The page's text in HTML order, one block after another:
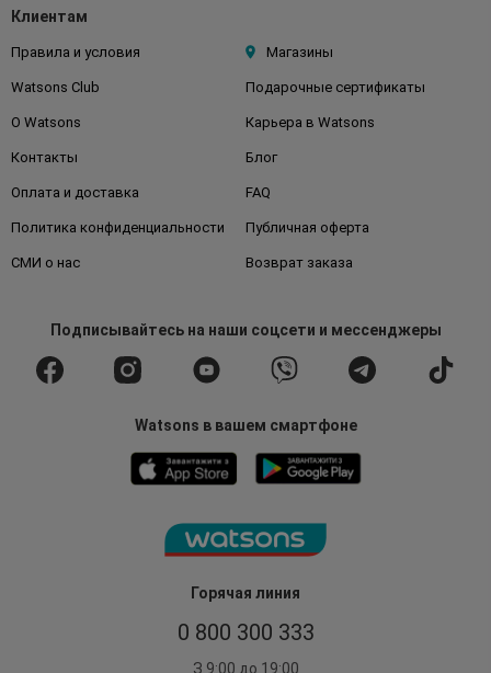
Горячая линия
0 800 300 333
З 9:00 до 19:00
Клиентам
Правила и условия Магазины
Watsons Club Подарочные сертификаты
О Watsons Карьера в Watsons
Контакты Блог
Оплата и доставка FAQ
Политика конфиденциальности Публичная оферта
СМИ о нас Возврат заказа
Подписывайтесьна наши соцсети и мессенджеры
Watsons в вашем смартфоне